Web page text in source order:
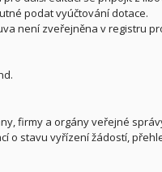
podat vyúčtování dotace.
není zveřejněna v registru
firmy a orgány veřejné
o stavu vyřízení žádostí,